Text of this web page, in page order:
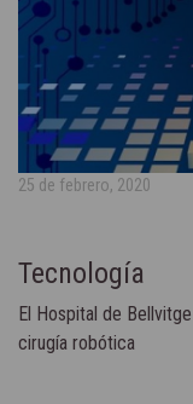
25 de febrero, 2020
Tecnología
El Hospital de
cirugía robótica